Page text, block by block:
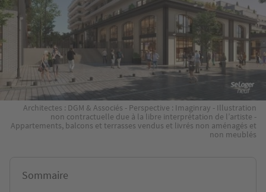
Architectes : DGM & Associés - Perspective : Imaginray - Illustration
non contractuelle due à la libre interprétation de l’artiste -
Appartements, balcons et terrasses vendus et livrés non aménagés et
non meublés
Sommaire